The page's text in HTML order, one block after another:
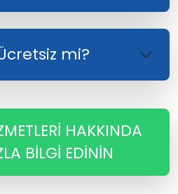
mi?
HAKKINDA
BILGI EDININ